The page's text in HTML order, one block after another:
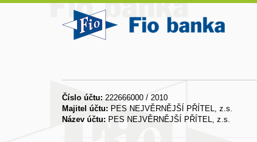
Číslo účtu: 222666000 / 2010
Majitel účtu: PES NEJVĚRNĚJŠÍ PŘÍTEL, z.s.
Název účtu: PES NEJVĚRNĚJŠÍ PŘÍTEL, z.s.